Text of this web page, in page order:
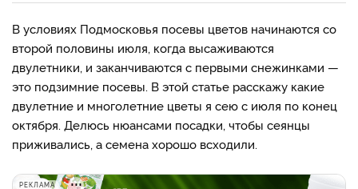
В условиях Подмосковья посевы цветов начинаются со
второй половины июля, когда высаживаются
двулетники, и заканчиваются с первыми снежинками —
это подзимние посевы. В этой статье расскажу какие
двулетние и многолетние цветы я сею с июля по конец
октября. Делюсь нюансами посадки, чтобы сеянцы
приживались, а семена хорошо всходили.
РЕКЛАМА